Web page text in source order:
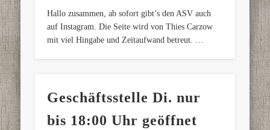
Hallo zusammen, ab sofort gibt’s den ASV auch
auf Instagram. Die Seite wird von Thies Carzow
mit viel Hingabe und Zeitaufwand betreut. …
Geschäftsstelle Di. nur
bis 18:00 Uhr geöffnet